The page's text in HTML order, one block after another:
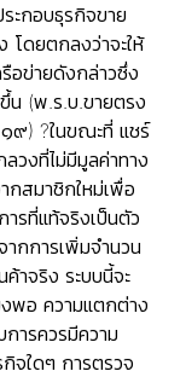
ระกอบธุรกิจขาย
โดยตกลงว่าจะให้
อข่ายดังกล่าวซึ่ง
น (พ.ร.บ.ขายตรง
๙) ?ในขณะที่ แชร์
ลวงที่ไม่มีมูลค่าทาง
กสมาชิกใหม่เพื่อ
รที่แท้จริงเป็นตัว
ากการเพิ่มจำนวน
ค้าจริง ระบบนี้จะ
งพอ ความแตกต่าง
ารควรมีความ
กิจใดๆ การตรวจ